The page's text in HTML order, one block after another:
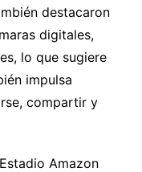
destacaron
digitales,
lo que sugiere
impulsa
compartir y
Amazon